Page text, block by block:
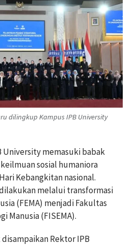
dilingkup Kampus IPB University
University memasuki babak
sosial humaniora
Kebangkitan nasional.
melalui transformasi
(FEMA) menjadi Fakultas
Manusia (FISEMA).
Rektor IPB